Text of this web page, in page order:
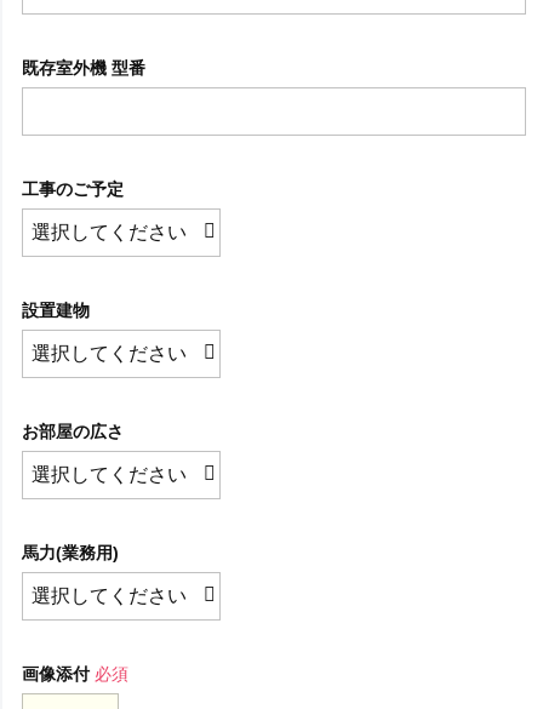
既存室外機 型番
工事のご予定
設置建物
お部屋の広さ
馬力(業務用)
画像添付 必須